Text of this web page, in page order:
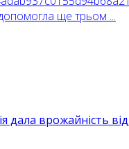
ще трьом ...
дала врожайність